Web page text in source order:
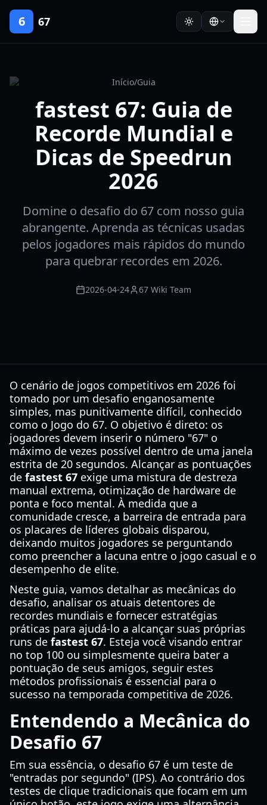
6 67
Início/Guia
fastest 67: Guia de
Recorde Mundial e
Dicas de Speedrun
2026
Domine o desafio do 67 com nosso guia
abrangente. Aprenda as técnicas usadas
pelos jogadores mais rápidos do mundo
para quebrar recordes em 2026.
2026-04-24 67 Wiki Team
O cenário de jogos competitivos em 2026 foi
tomado por um desafio enganosamente
simples, mas punitivamente difícil, conhecido
como o Jogo do 67. O objetivo é direto: os
jogadores devem inserir o número "67" o
máximo de vezes possível dentro de uma janela
estrita de 20 segundos. Alcançar as pontuações
de fastest 67 exige uma mistura de destreza
manual extrema, otimização de hardware de
ponta e foco mental. À medida que a
comunidade cresce, a barreira de entrada para
os placares de líderes globais disparou,
deixando muitos jogadores se perguntando
como preencher a lacuna entre o jogo casual e o
desempenho de elite.
Neste guia, vamos detalhar as mecânicas do
desafio, analisar os atuais detentores de
recordes mundiais e fornecer estratégias
práticas para ajudá-lo a alcançar suas próprias
runs de fastest 67. Esteja você visando entrar
no top 100 ou simplesmente queira bater a
pontuação de seus amigos, seguir estes
métodos profissionais é essencial para o
sucesso na temporada competitiva de 2026.
Entendendo a Mecânica do
Desafio 67
Em sua essência, o desafio 67 é um teste de
"entradas por segundo" (IPS). Ao contrário dos
testes de clique tradicionais que focam em um